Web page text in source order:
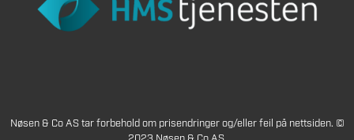
Nøsen & Co AS tar forbehold om prisendringer og/eller feil på nettsiden. ©